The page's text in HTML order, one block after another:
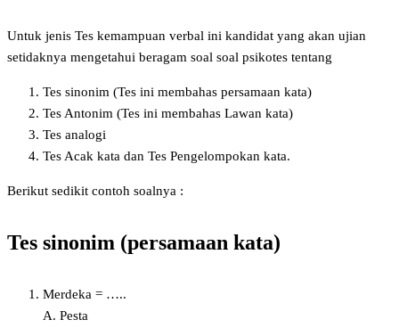
Untuk jenis Tes kemampuan verbal ini kandidat yang akan ujian
setidaknya mengetahui beragam soal soal psikotes tentang
Tes sinonim (Tes ini membahas persamaan kata)
Tes Antonim (Tes ini membahas Lawan kata)
Tes analogi
Tes Acak kata dan Tes Pengelompokan kata.
Berikut sedikit contoh soalnya :
Tes sinonim (persamaan kata)
Merdeka = …..
A. Pesta